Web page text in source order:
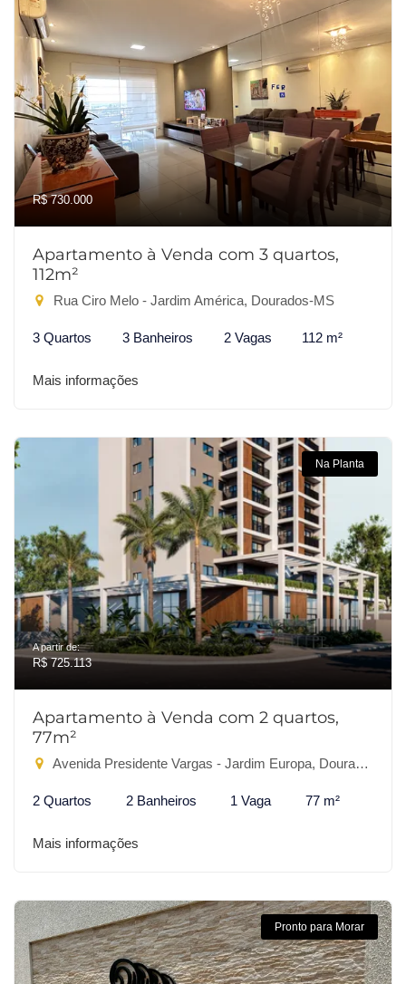
R$ 730.000
Apartamento à Venda com 3 quartos,
112m²
Rua Ciro Melo - Jardim América, Dourados-MS
3 Quartos 3 Banheiros 2 Vagas 112 m²
Mais informações
Na Planta
A partir de:
R$ 725.113
Apartamento à Venda com 2 quartos,
77m²
Avenida Presidente Vargas - Jardim Europa, Dourados-MS
2 Quartos 2 Banheiros 1 Vaga 77 m²
Mais informações
Pronto para Morar